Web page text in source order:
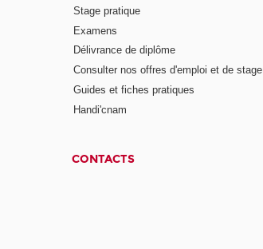
Stage pratique
Examens
Délivrance de diplôme
Consulter nos offres d'emploi et de stage
Guides et fiches pratiques
Handi'cnam
CONTACTS